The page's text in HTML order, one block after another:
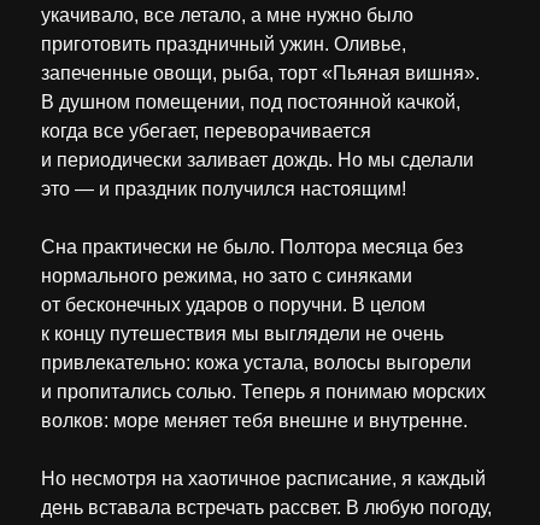
укачивало, все летало, а мне нужно было
приготовить праздничный ужин. Оливье,
запеченные овощи, рыба, торт «Пьяная вишня».
В душном помещении, под постоянной качкой,
когда все убегает, переворачивается
и периодически заливает дождь. Но мы сделали
это — и праздник получился настоящим!
Сна практически не было. Полтора месяца без
нормального режима, но зато с синяками
от бесконечных ударов о поручни. В целом
к концу путешествия мы выглядели не очень
привлекательно: кожа устала, волосы выгорели
и пропитались солью. Теперь я понимаю морских
волков: море меняет тебя внешне и внутренне.
Но несмотря на хаотичное расписание, я каждый
день вставала встречать рассвет. В любую погоду,